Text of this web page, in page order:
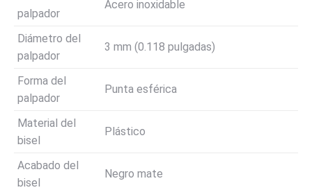
palpador
Acero inoxidable
Diámetro del
palpador
3 mm (0.118 pulgadas)
Forma del
palpador
Punta esférica
Material del
bisel
Plástico
Acabado del
bisel
Negro mate